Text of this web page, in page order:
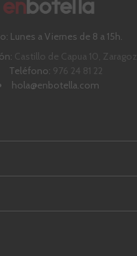
Lunes a Viernes de 8 a 15h.
Castillo de Capua 10,
Teléfono: 976 24 81 22
hola@enbotella.com